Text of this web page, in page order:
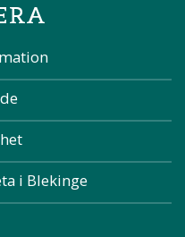
i Blekinge